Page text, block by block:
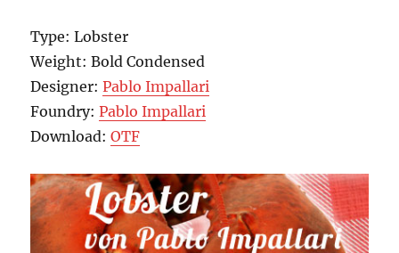
Type: Lobster
Weight: Bold Condensed
Designer:Pablo Impallari
Foundry:Pablo Impallari
Download:OTF